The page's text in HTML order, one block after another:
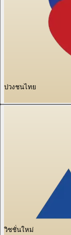
ปวงชนไทย
วิชชั่นใหม่